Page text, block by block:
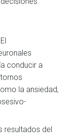
El
conducir a
la ansiedad,
resultados del